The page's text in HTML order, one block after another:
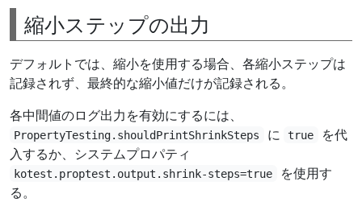
縮小ステップの出力
デフォルトでは、縮小を使用する場合、各縮小ステップは
記録されず、最終的な縮小値だけが記録される。
各中間値のログ出力を有効にするには、
PropertyTesting.shouldPrintShrinkSteps に true
を代
入するか、システムプロパティ
kotest.proptest.output.shrink-steps=true
を使用す
る。